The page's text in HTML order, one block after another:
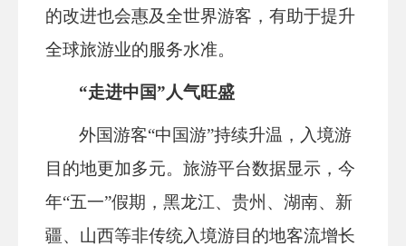
的改进也会惠及全世界游客，有助于提升
全球旅游业的服务水准。
“走进中国”人气旺盛
外国游客“中国游”持续升温，入境游
目的地更加多元。旅游平台数据显示，今
年“五一”假期，黑龙江、贵州、湖南、新
疆、山西等非传统入境游目的地客流增长